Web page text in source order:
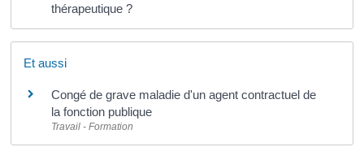
thérapeutique ?
Et aussi
Congé de grave maladie d'un agent contractuel de
la fonction publique
Travail - Formation